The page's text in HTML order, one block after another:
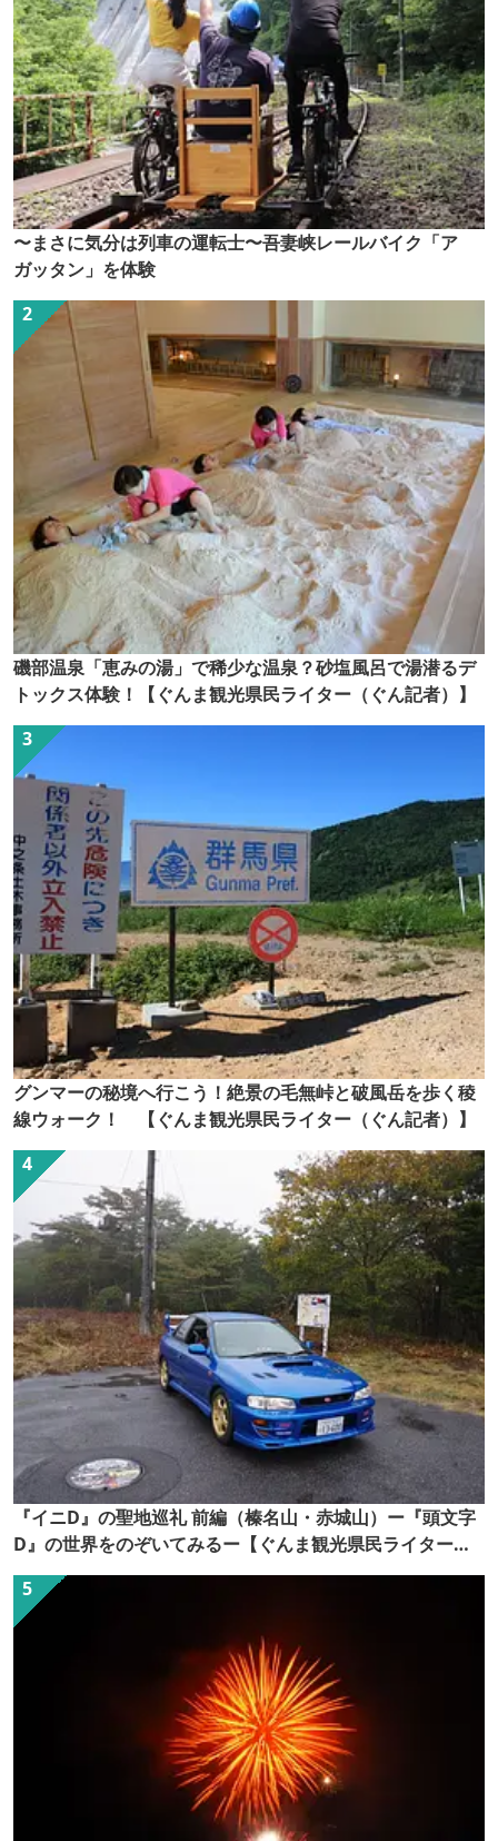
〜まさに気分は列車の運転士〜吾妻峡レールバイク「ア
ガッタン」を体験
磯部温泉「恵みの湯」で稀少な温泉？砂塩風呂で湯潜るデ
トックス体験！【ぐんま観光県民ライター（ぐん記者）】
グンマーの秘境へ行こう！絶景の毛無峠と破風岳を歩く稜
線ウォーク！ 【ぐんま観光県民ライター（ぐん記者）】
『イニD』の聖地巡礼 前編（榛名山・赤城山）ー『頭文字
D』の世界をのぞいてみるー【ぐんま観光県民ライター
（ぐん記者）】